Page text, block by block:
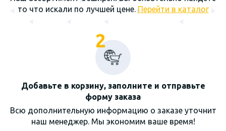
то что искали по лучшей цене. Перейти в каталог
2
Добавьте в корзину, заполните и отправьте
форму заказа
Всю дополнительную информацию о заказе уточнит
наш менеджер. Мы экономим ваше время!